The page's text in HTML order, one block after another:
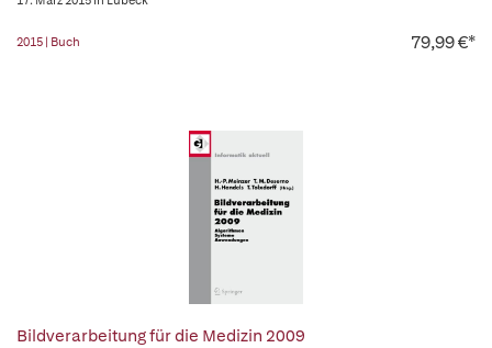
2015 | Buch 79,99 €*
Bildverarbeitung für die Medizin 2009